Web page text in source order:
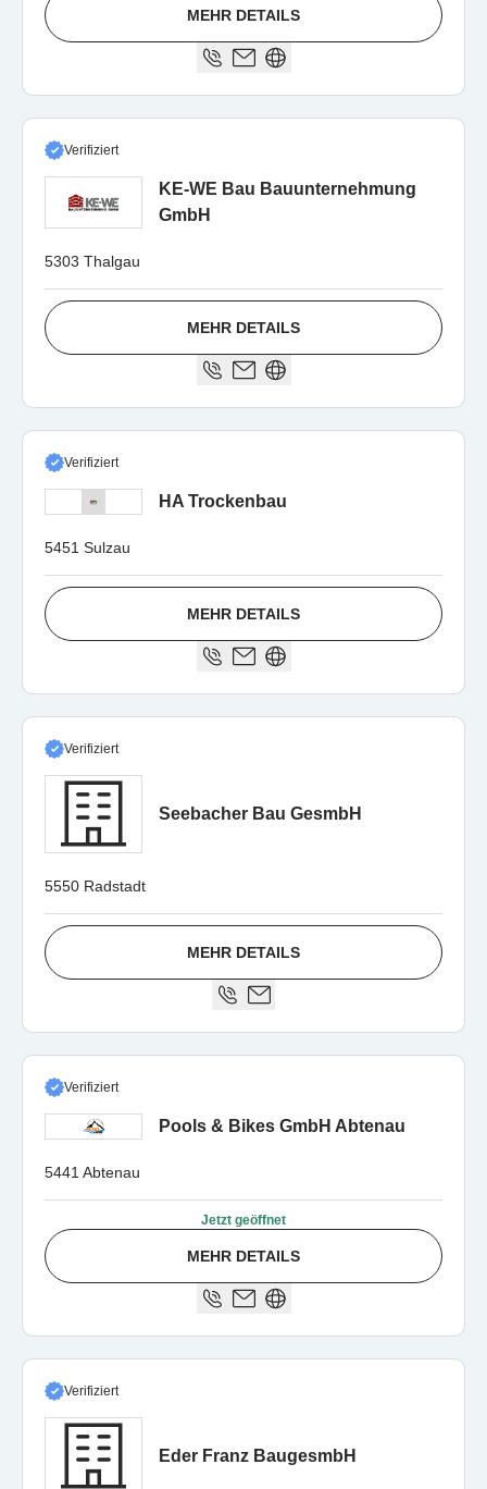
MEHR DETAILS
Verifiziert
KE-WE Bau Bauunternehmung
GmbH
5303 Thalgau
MEHR DETAILS
Verifiziert
HA Trockenbau
5451 Sulzau
MEHR DETAILS
Verifiziert
Seebacher Bau GesmbH
5550 Radstadt
MEHR DETAILS
Verifiziert
Pools & Bikes GmbH Abtenau
5441 Abtenau
Jetzt geöffnet
MEHR DETAILS
Verifiziert
Eder Franz BaugesmbH